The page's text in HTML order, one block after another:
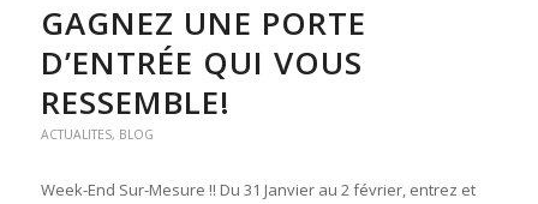
GAGNEZ UNE PORTE
D’ENTRÉE QUI VOUS
RESSEMBLE!
ACTUALITES, BLOG
Week-End Sur-Mesure !! Du 31 Janvier au 2 février, entrez et